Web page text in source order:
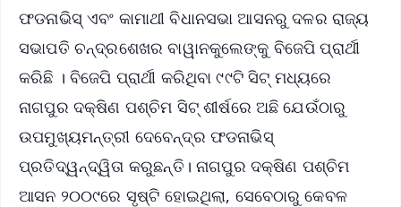
ଫଡନାଭିସ୍ ଏବଂ କାମାଥୀ ବିଧାନସଭା ଆସନରୁ ଦଳର ରାଜ୍ୟ
ସଭାପତି ଚନ୍ଦ୍ରଶେଖର ବାୱାନକୁଲେଙ୍କୁ ବିଜେପି ପ୍ରାର୍ଥୀ
କରିଛି । ବିଜେପି ପ୍ରାର୍ଥୀ କରିଥିବା ୯୯ଟି ସିଟ୍ ମଧ୍ୟରେ
ନାଗପୁର ଦକ୍ଷିଣ ପଶ୍ଚିମ ସିଟ୍ ଶୀର୍ଷରେ ଅଛି ଯେଉଁଠାରୁ
ଉପମୁଖ୍ୟମନ୍ତ୍ରୀ ଦେବେନ୍ଦ୍ର ଫଡନାଭିସ୍
ପ୍ରତିଦ୍ୱନ୍ଦ୍ୱିତା କରୁଛନ୍ତି। ନାଗପୁର ଦକ୍ଷିଣ ପଶ୍ଚିମ
ଆସନ ୨୦୦୯ରେ ସୃଷ୍ଟି ହୋଇଥିଲା, ସେବେଠାରୁ କେବଳ